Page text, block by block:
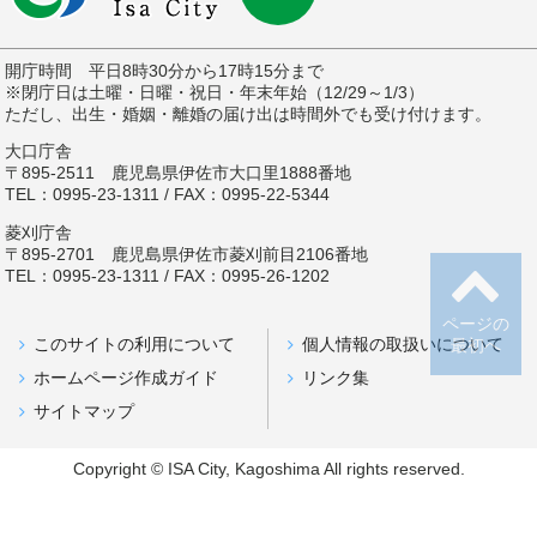
ページの
最初へ
開庁時間 平日8時30分から17時15分まで
※閉庁日は土曜・日曜・祝日・年末年始（12/29～1/3）
ただし、出生・婚姻・離婚の届け出は時間外でも受け付けます。
大口庁舎
〒895-2511 鹿児島県伊佐市大口里1888番地
TEL：0995-23-1311 / FAX：0995-22-5344
菱刈庁舎
〒895-2701 鹿児島県伊佐市菱刈前目2106番地
TEL：0995-23-1311 / FAX：0995-26-1202
このサイトの利用について
個人情報の取扱いについて
ホームページ作成ガイド
リンク集
サイトマップ
Copyright © ISA City, Kagoshima All rights reserved.